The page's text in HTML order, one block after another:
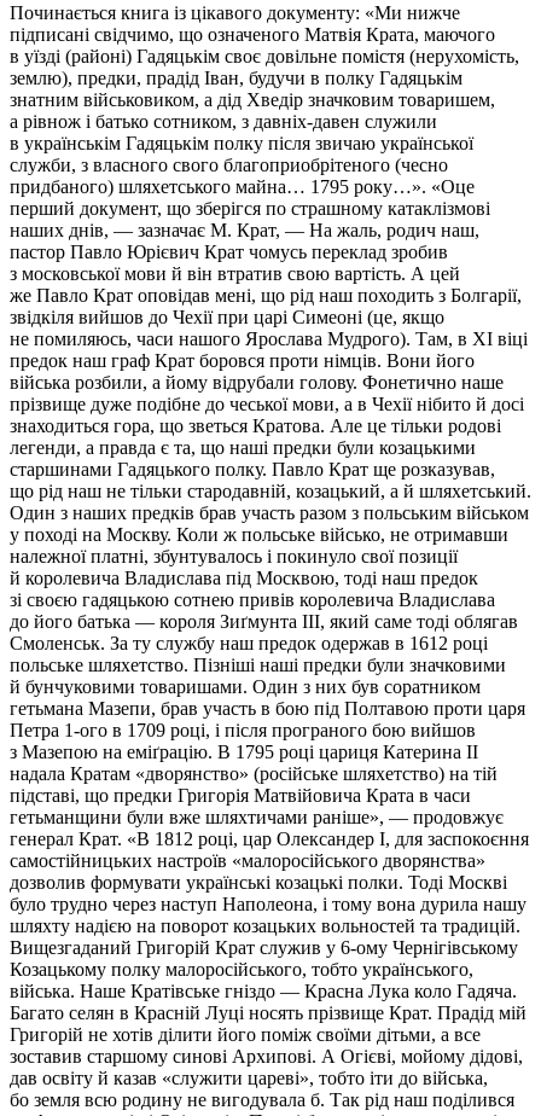
Починається книга із цікавого документу: «Ми нижче
підписані свідчимо, що означеного Матвія Крата, маючого
в уїзді (районі) Гадяцькім своє довільне помістя (нерухомість,
землю), пред­ки, прадід Іван, будучи в полку Гадяцькім
знатним військовиком, а дід Хведір значковим товаришем,
а рівнож і батько сотником, з давніх-давен служили
в українськім Гадяцькім полку після звичаю української
служби, з власного свого благоприобрітеного (чесно
придбаного) шляхетського майна… 1795 року…». «Оце
перший документ, що зберігся по страшному катаклізмові
наших днів, — зазначає М. Крат, — На жаль, родич наш,
пастор Павло Юрієвич Крат чомусь переклад зро­бив
з московської мови й він втратив свою вартість. А цей
же Павло Крат оповідав мені, що рід наш походить з Болгарії,
звідкіля вийшов до Чехії при царі Симеоні (це, якщо
не помиляюсь, часи на­шого Ярослава Мудрого). Там, в XI віці
предок наш граф Крат боровся проти німців. Вони його
війська розбили, а йому відрубали голову. Фонетично наше
прізвище дуже подібне до чеської мови, а в Чехії нібито й досі
знаходиться гора, що зветься Кратова. Але це тільки родові
легенди, а правда є та, що наші предки були ко­зацькими
старшинами Гадяцького полку. Павло Крат ще розказував,
що рід наш не тільки стародавній, козацький, а й шляхетський.
Один з наших пред­ків брав участь разом з польським військом
у поході на Москву. Коли ж польське військо, не отримавши
належної платні, збунтувалось і покинуло свої позиції
й королевича Владислава під Москвою, тоді наш предок
зі своєю гадяцькою сотнею привів королевича Владислава
до його батька — короля Зиґмунта III, який саме тоді облягав
Смоленськ. За ту службу наш предок одержав в 1612 році
польське шляхетство. Пізніші наші предки були значковими
й бунчуковими товаришами. Один з них був соратником
гетьмана Мазепи, брав участь в бою під Полтавою проти царя
Петра 1-ого в 1709 році, і після програного бою вийшов
з Мазепою на еміґрацію. В 1795 році цариця Катерина II
надала Кратам «дворянство» (росій­ське шляхетство) на тій
підставі, що предки Григорія Матвійовича Крата в часи
гетьманщини були вже шляхтичами раніше», — продовжує
генерал Крат. «В 1812 році, цар Олександер І, для заспокоєння
самостійницьких настроїв «малоросійського дворянства»
дозволив формувати українські ко­зацькі полки. Тоді Москві
було трудно через наступ Наполеона, і тому вона дурила нашу
шляхту надією на поворот козацьких вольностей та традицій.
Вищезгаданий Григорій Крат служив у 6-ому Чернігівському
Козацькому полку малоросійського, тобто українського,
війська. Наше Кратівське гніздо — Красна Лука коло Гадяча.
Багато селян в Красній Луці носять прізвище Крат. Прадід мій
Григорій не хотів ділити його поміж своїми дітьми, а все
зоставив старшому синові Архипові. А Огієві, мойому дідові,
дав освіту й казав «служити цареві», тобто іти до війська,
бо земля всю родину не вигодувала б. Так рід наш поділився